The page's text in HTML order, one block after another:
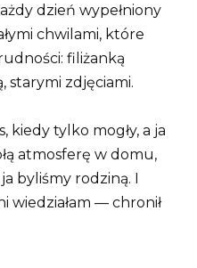
dzień wypełniony
chwilami, które
filiżanką
starymi zdjęciami.
kiedy tylko mogły, a ja
atmosferę w domu,
byliśmy rodziną. I
wiedziałam — chronił